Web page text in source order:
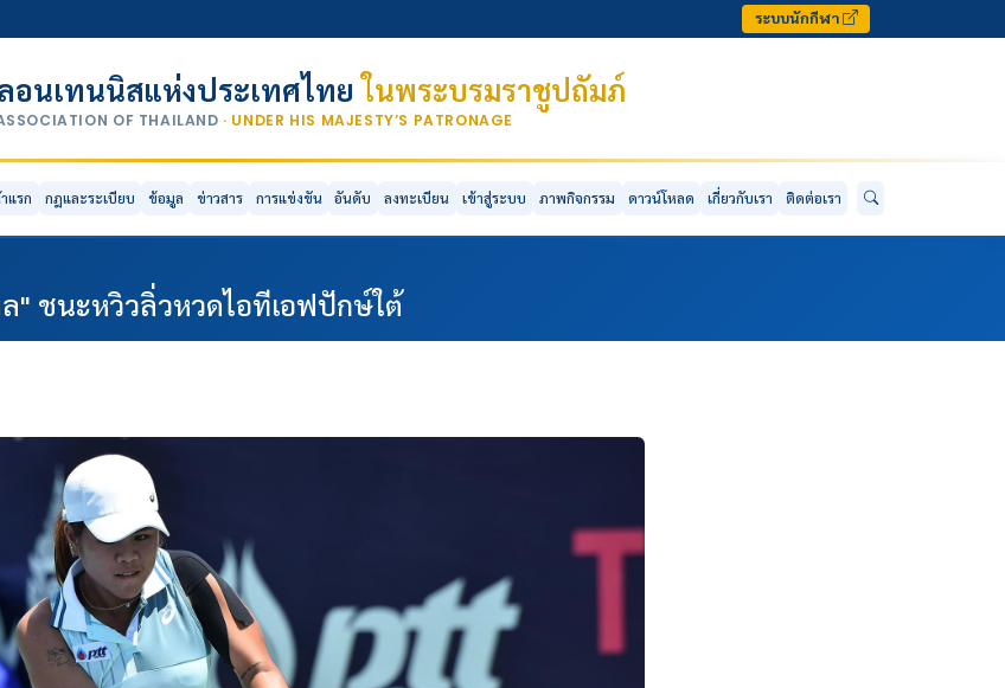
ระบบนักกีฬา
อนเทนนิสแห่งประเทศไทยในพระบรมราชูปถัมภ์
OF THAILAND · UNDER HIS MAJESTY’S PATRONAGE
แรก กฎและระเบียบ ข้อมูล ข่าวสาร การแข่งขัน อันดับ ลงทะเบียน เข้าสู่ระบบ ภาพกิจกรรม ดาวน์โหลด เกี่ยวกับเรา ติดต่อเรา
" ชนะหวิวลิ่วหวดไอทีเอฟปักษ์ใต้